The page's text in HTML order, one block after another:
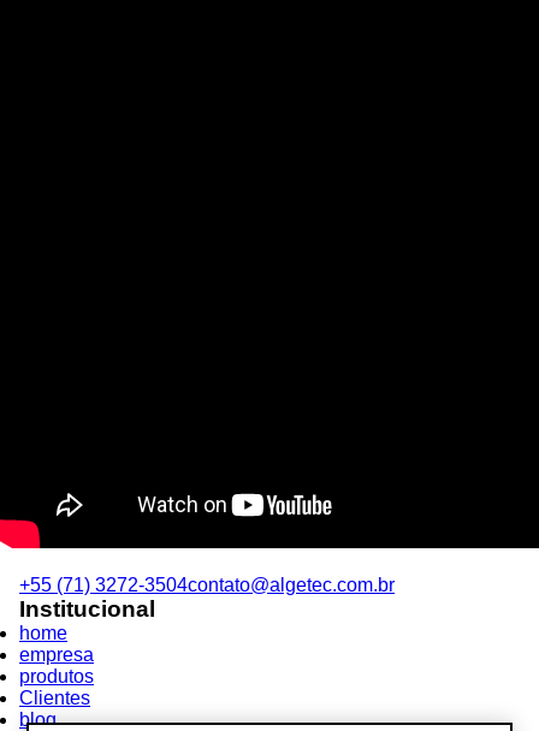
+55 (71) 3272-3504contato@algetec.com.br
Institucional
home
empresa
produtos
Clientes
blog